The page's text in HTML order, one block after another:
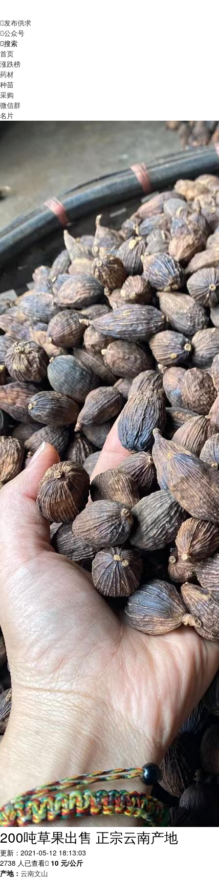
发布供求
公众号
搜索
首页
涨跌榜
药材
种苗
采购
微信群
名片
200吨草果出售 正宗云南产地
更新：2021-05-12 18:13:03
2738 人已查看
10 元/公斤
产地： 云南文山